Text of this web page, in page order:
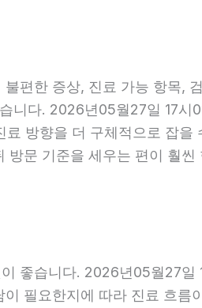
편한 증상, 진료 가능 항목,
다. 2026년05월27일 17시
방향을 더 구체적으로 잡
문 기준을 세우는 편이 훨씬
좋습니다. 2026년05월27일
필요한지에 따라 진료 흐